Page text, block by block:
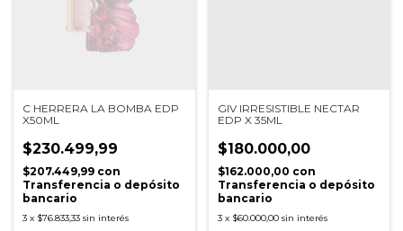
C HERRERA LA BOMBA EDP
X50ML
$230.499,99
$207.449,99 con
Transferencia o depósito
bancario
3 x $76.833,33 sin interés
GIV IRRESISTIBLE NECTAR
EDP X 35ML
$180.000,00
$162.000,00 con
Transferencia o depósito
bancario
3 x $60.000,00 sin interés